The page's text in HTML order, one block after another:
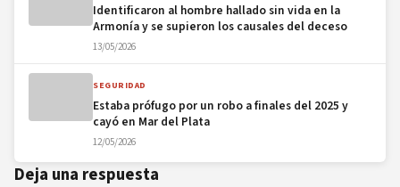
Identificaron al hombre hallado sin vida en la
Armonía y se supieron los causales del deceso
13/05/2026
SEGURIDAD
Estaba prófugo por un robo a finales del 2025 y
cayó en Mar del Plata
12/05/2026
Deja una respuesta